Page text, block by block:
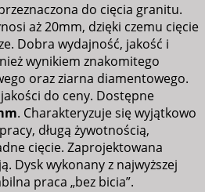
do cięcia granitu.
aż 20mm, dzięki czemu cięcie
Dobra wydajność, jakość i
wynikiem znakomitego
oraz ziarna diamentowego.
do ceny. Dostępne
. Charakteryzuje się wyjątkowo
długą żywotnością,
cięcie. Zaprojektowana
Dysk wykonany z najwyższej
praca „bez bicia”.